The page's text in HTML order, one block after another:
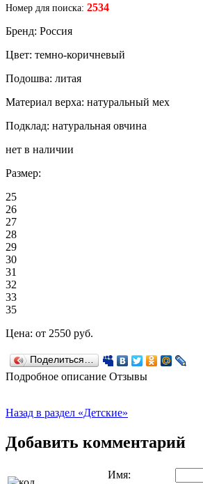
Номер для поиска: 2534
Бренд: Россия
Цвет: темно-коричневый
Подошва: литая
Материал верха: натуральный мех
Подклад: натуральная овчина
нет в наличии
Размер:
25
26
27
28
29
30
31
32
33
35
Цена: от 2550 руб.
Поделиться…
Подробное описание Отзывы
Назад в раздел «Детские»
Добавить комментарий
Имя: